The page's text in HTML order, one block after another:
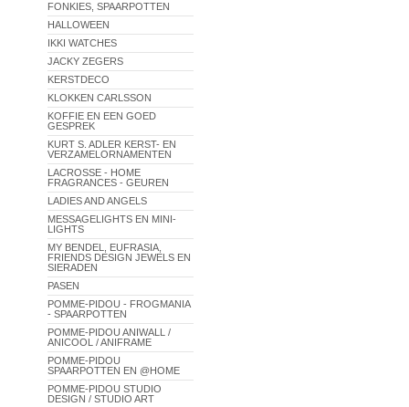
FONKIES, SPAARPOTTEN
HALLOWEEN
IKKI WATCHES
JACKY ZEGERS
KERSTDECO
KLOKKEN CARLSSON
KOFFIE EN EEN GOED
GESPREK
KURT S. ADLER KERST- EN
VERZAMELORNAMENTEN
LACROSSE - HOME
FRAGRANCES - GEUREN
LADIES AND ANGELS
MESSAGELIGHTS EN MINI-
LIGHTS
MY BENDEL, EUFRASIA,
FRIENDS DESIGN JEWELS EN
SIERADEN
PASEN
POMME-PIDOU - FROGMANIA
- SPAARPOTTEN
POMME-PIDOU ANIWALL /
ANICOOL / ANIFRAME
POMME-PIDOU
SPAARPOTTEN EN @HOME
POMME-PIDOU STUDIO
DESIGN / STUDIO ART